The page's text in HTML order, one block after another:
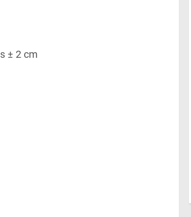
± 2 cm